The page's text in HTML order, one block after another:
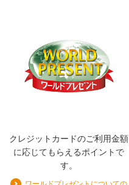
クレジットカードのご利用金額
に応じてもらえるポイントで
す。